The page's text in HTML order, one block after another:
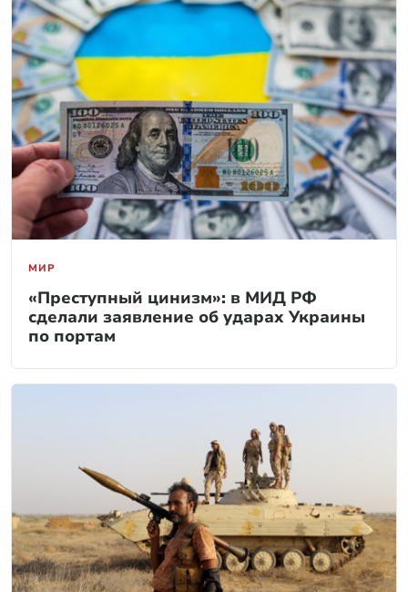
МИР
«Преступный цинизм»: в МИД РФ
сделали заявление об ударах Украины
по портам